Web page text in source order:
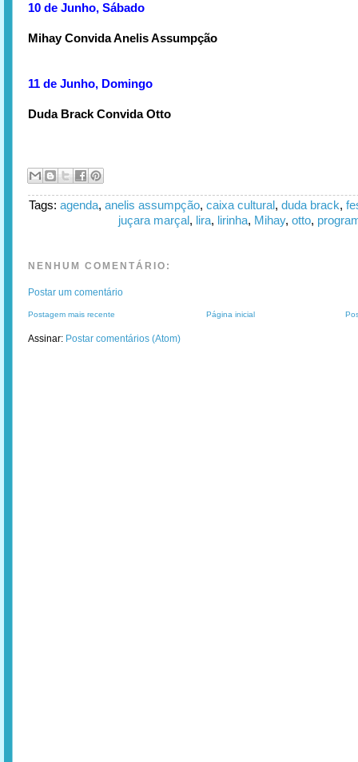
10 de Junho, Sábado
Mihay Convida Anelis Assumpção
11 de Junho, Domingo
Duda Brack Convida Otto
Tags: agenda, anelis assumpção, caixa cultural, duda brack,
juçara marçal, lira, lirinha, Mihay, otto,
NENHUM COMENTÁRIO:
Postar um comentário
Postagem mais recente Página inicial
Assinar: Postar comentários (Atom)